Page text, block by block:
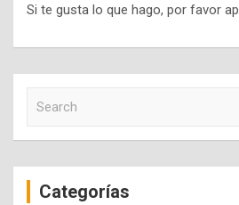
Si te gusta lo que hago, por favor
c
Categorías